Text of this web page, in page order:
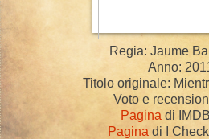
Regia: Jaume
Anno:
Titolo originale:
Voto e
Pagina di
Pagina di I